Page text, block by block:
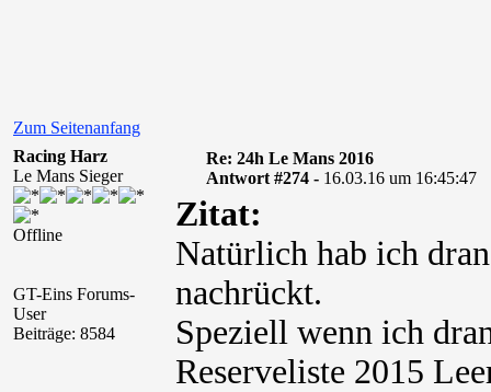
Zum Seitenanfang
Racing Harz
Le Mans Sieger
Offline
GT-Eins Forums-
User
Beiträge: 8584
Re: 24h Le Mans 2016
Antwort #274 - 16.03.16 um 16:45:47
Zitat:
Natürlich hab ich
nachrückt.
Speziell wenn ich
Reserveliste 2015